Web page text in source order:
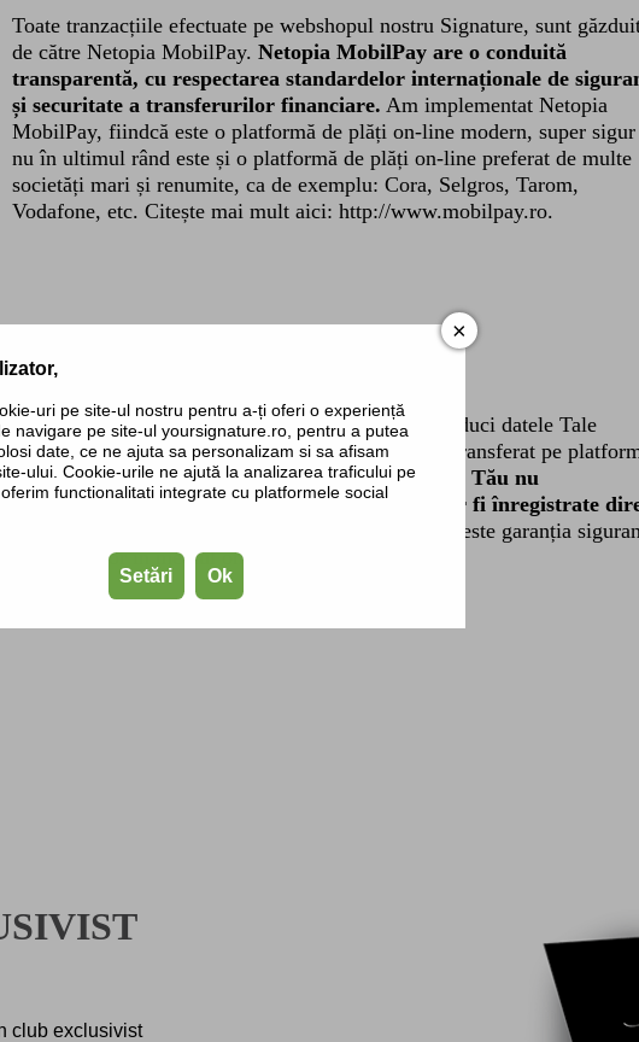
Toate tranzacțiile efectuate pe webshopul nostru Signature, sunt
de către Netopia MobilPay. Netopia MobilPay are o conduită
transparentă, cu respectarea standardelor internaționale de
și securitate a transferurilor financiare. Am implementat Netopia
MobilPay, fiindcă este o platformă de plăți on-line modern, super
nu în ultimul rând este și o platformă de plăți on-line preferat de multe
societăți mari și renumite, ca de exemplu: Cora, Selgros, Tarom,
Vodafone, etc. Citește mai mult aici: http://www.mobilpay.ro.
3.Datele Tale Personale
Stai liniștit, ești în siguranță! Imediat după ce introduci datele Tale
personale necesare finalizării unei comenzi, vei fi transferat pe
de plăți on-line Netopia MobilPay.Datele cardului Tău nu
sunt înregistrate pe webshop-ul Signature
ci vor fi înregistrate
, care este garanția
transferurilor în mediul on-line.
club exclusivist
×
uri pe site-ul nostru pentru a-ți oferi o experiență
navigare pe site-ul yoursignature.ro, pentru a putea
date, ce ne ajuta sa personalizam si sa afisam
ului. Cookie-urile ne ajută la analizarea traficului pe
functionalitati integrate cu platformele social
Setări Ok